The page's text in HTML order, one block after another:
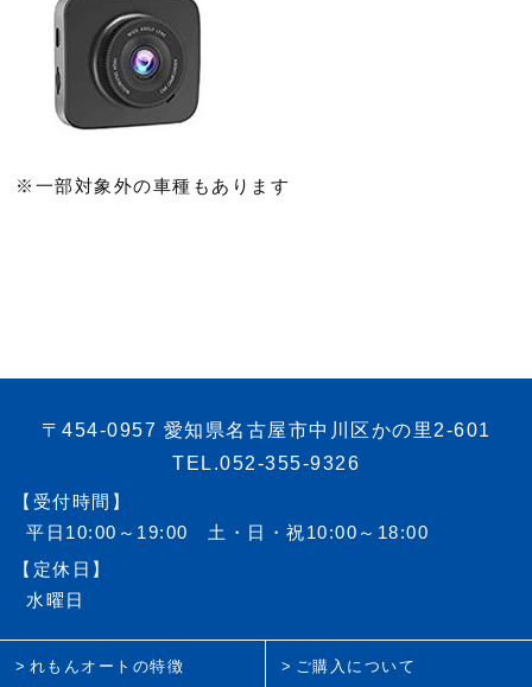
※一部対象外の車種もあります
〒454-0957 愛知県名古屋市中川区かの里2-601
TEL.052-355-9326
【受付時間】
平日10:00～19:00 土・日・祝10:00～18:00
【定休日】
水曜日
れもんオートの特徴 ご購入について